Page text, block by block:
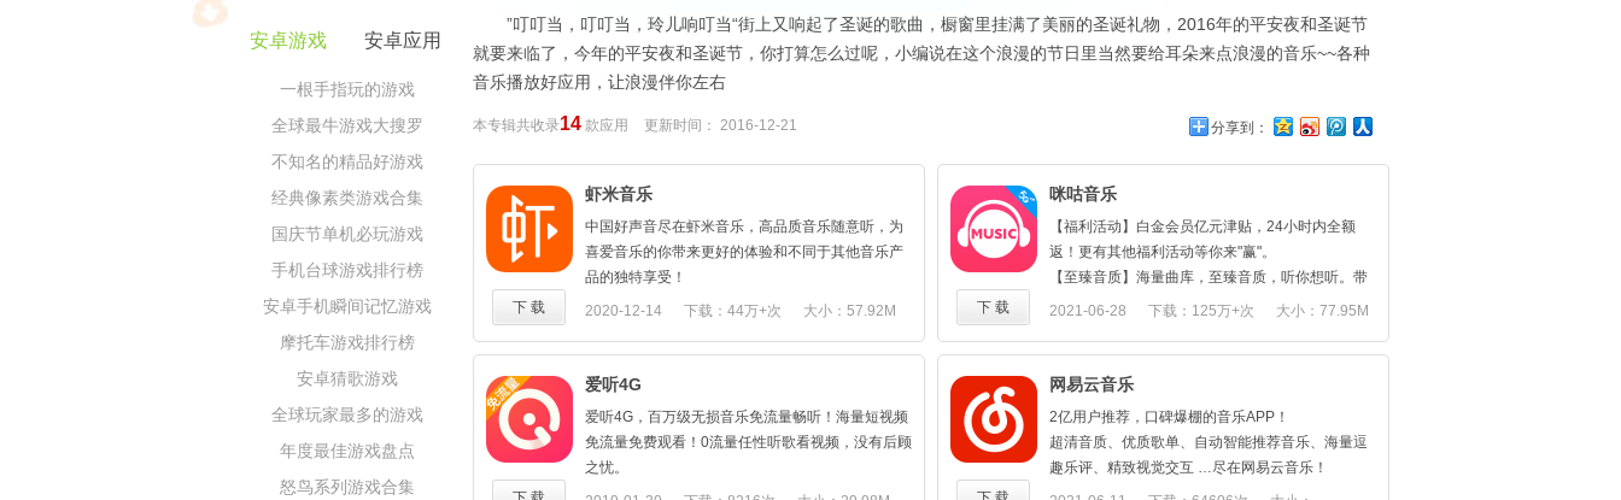
安卓游戏 安卓应用
一根手指玩的游戏
全球最牛游戏大搜罗
不知名的精品好游戏
经典像素类游戏合集
国庆节单机必玩游戏
手机台球游戏排行榜
安卓手机瞬间记忆游戏
摩托车游戏排行榜
安卓猜歌游戏
全球玩家最多的游戏
年度最佳游戏盘点
怒鸟系列游戏合集
”叮叮当，叮叮当，玲儿响叮当“街上又响起了圣诞的歌曲，橱窗里挂满了美丽的圣诞礼物，2016年的平安夜和圣诞节
就要来临了，今年的平安夜和圣诞节，你打算怎么过呢，小编说在这个浪漫的节日里当然要给耳朵来点浪漫的音乐~~各种
音乐播放好应用，让浪漫伴你左右
本专辑共收录14 款应用 更新时间： 2016-12-21 分享到：
虾米音乐
中国好声音尽在虾米音乐，高品质音乐随意听，为
喜爱音乐的你带来更好的体验和不同于其他音乐产
品的独特享受！
2020-12-14
下载：44万+次 大小：57.92M
下 载
咪咕音乐
【福利活动】白金会员亿元津贴，24小时内全额
返！更有其他福利活动等你来"赢"。
【至臻音质】海量曲库，至臻音质，听你想听。带
给你24bit的至臻3D立体环绕视听新体验。
播在线预约，和你面对面的音乐交流。更有精彩现
场集锦，回播等你来约。
的专属音乐歌单！
【有声电台】每日新鲜的头条资讯！精彩笑料的相
声评书！一样的音乐，不一样的玩法！
2021-06-28 下载：125万+次 大小：77.95M
下 载
爱听4G
爱听4G，百万级无损音乐免流量畅听！海量短视频
免流量免费观看！0流量任性听歌看视频，没有后顾
之忧。
【免流播放，国内标杆】：电信4G用户在
网易云音乐
2亿用户推荐，口碑爆棚的音乐APP！
超清音质、优质歌单、自动智能推荐音乐、海量逗
趣乐评、精致视觉交互 …尽在网易云音乐！
★【千万曲库】，超全华语欧美日韩、电音ACG古